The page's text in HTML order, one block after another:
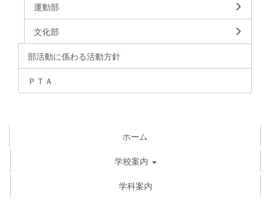
運動部
文化部
部活動に係わる活動方針
ＰＴＡ
ホーム
学校案内
学科案内